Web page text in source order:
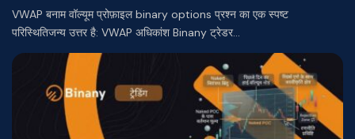
VWAP बनाम वॉल्यूम प्रोफ़ाइल binary options प्रश्न का एक स्पष्ट
परिस्थितिजन्य उत्तर है: VWAP अधिकांश Binany ट्रेडर…